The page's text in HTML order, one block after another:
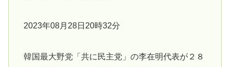
2023年08月28日20時32分
韓国最大野党「共に民主党」の李在明代表が２８